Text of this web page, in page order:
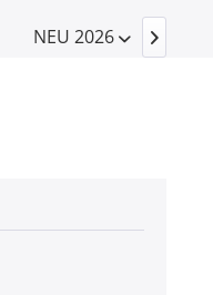
NEU 2026 